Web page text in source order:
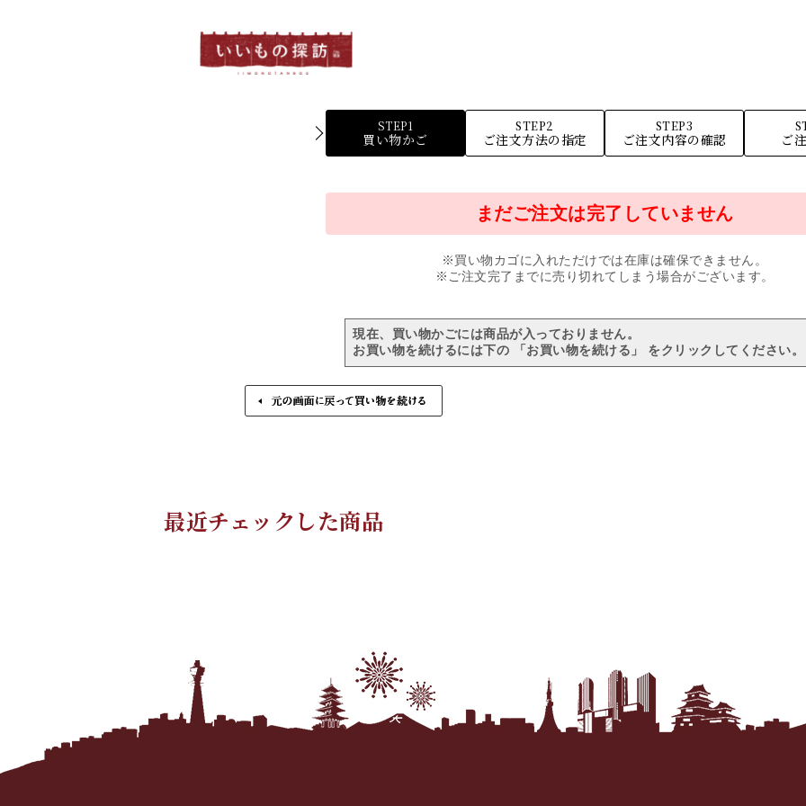
STEP1
買い物かご
STEP2
ご注文方法の指定
STEP3
ご注文内容の確認 ご
まだご注文は完了していません
※買い物カゴに入れただけでは在庫は確保できません。
※ご注文完了までに売り切れてしまう場合がございます。
現在、買い物かごには商品が入っておりません。
お買い物を続けるには下の 「お買い物を続ける」 をクリックしてください。
最近チェックした商品